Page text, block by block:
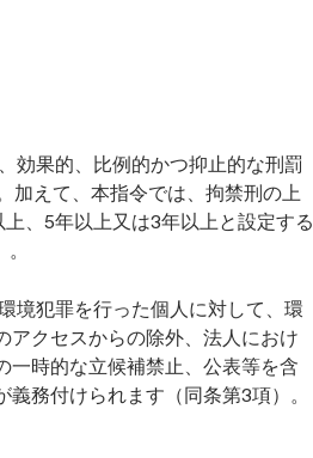
効果的、比例的かつ抑止的な刑罰
加えて、本指令では、拘禁刑の上
、5年以上又は3年以上と設定する
境犯罪を行った個人に対して、環
アクセスからの除外、法人におけ
一時的な立候補禁止、公表等を含
務付けられます（同条第3項）。